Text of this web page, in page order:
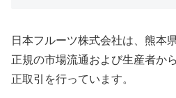
日本フルーツ株式会社は、熊本
正規の市場流通および生産者か
正取引を行っています。